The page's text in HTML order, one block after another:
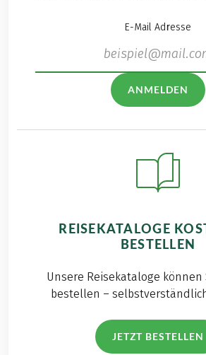
E-Mail Adresse
ANMELDEN
REISEKATALOGE
BESTELLEN
Unsere Reisekataloge
bestellen –
JETZT BESTELLEN